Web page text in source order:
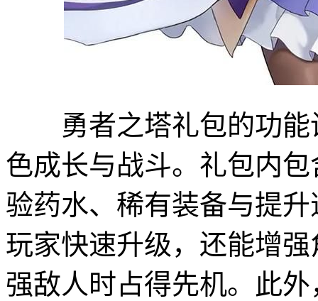
勇者之塔礼包的功能
色成长与战斗。礼包内
验药水、稀有装备与提
玩家快速升级，还能增
强敌人时占得先机。此